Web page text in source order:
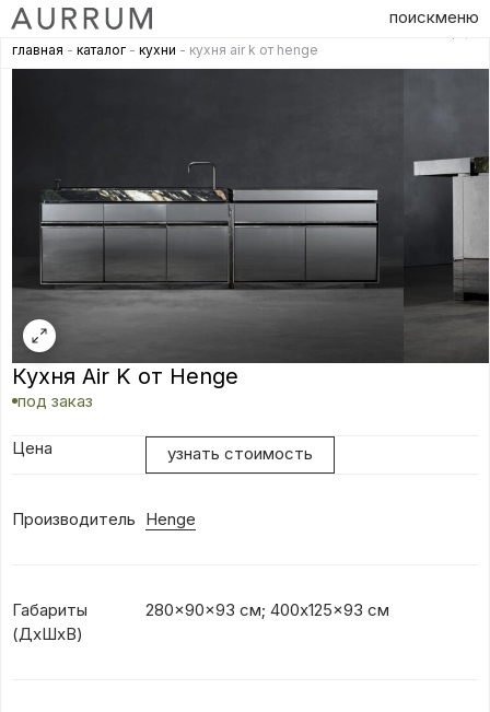
поискменю
главная - каталог - кухни - кухня air k от henge
Кухня Air K от Henge
под заказ
Цена узнать стоимость
Производитель Henge
Габариты
(ДхШхВ)
280x90x93 см; 400x125x93 см